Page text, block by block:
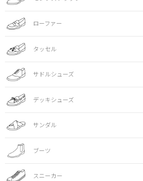
ローファー
タッセル
サドルシューズ
デッキシューズ
サンダル
ブーツ
スニーカー